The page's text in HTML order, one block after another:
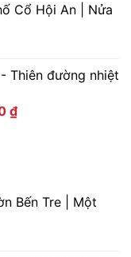
Cổ Hội An | Nửa
Thiên đường nhiệt
₫
Bến Tre | Một